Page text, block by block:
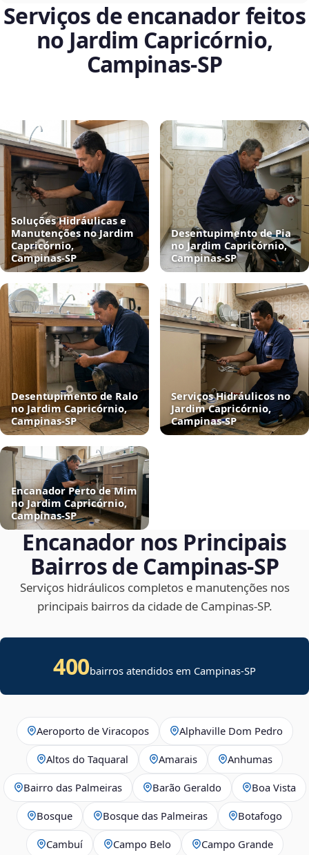
Serviços de encanador feitos
no Jardim Capricórnio,
Campinas‑SP
Soluções Hidráulicas e
Manutenções no Jardim
Capricórnio,
Campinas‑SP
Desentupimento de Pia
no Jardim Capricórnio,
Campinas‑SP
Desentupimento de Ralo
no Jardim Capricórnio,
Campinas‑SP
Serviços Hidráulicos no
Jardim Capricórnio,
Campinas‑SP
Encanador Perto de Mim
no Jardim Capricórnio,
Campinas‑SP
Encanador nos Principais
Bairros de Campinas‑SP
Serviços hidráulicos completos e manutenções nos
principais bairros da cidade de Campinas‑SP.
400bairros atendidos em Campinas-SP
Aeroporto de Viracopos Alphaville Dom Pedro
Altos do Taquaral Amarais Anhumas
Bairro das Palmeiras Barão Geraldo Boa Vista
Bosque Bosque das Palmeiras Botafogo
Cambuí Campo Belo Campo Grande